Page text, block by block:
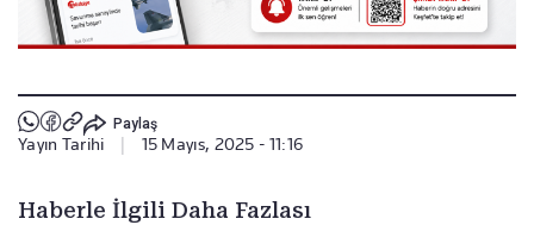
Paylaş
Yayın Tarihi 15 Mayıs, 2025 - 11:16
Haberle İlgili Daha Fazlası